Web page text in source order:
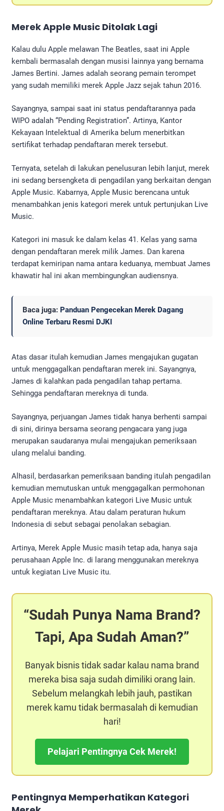
Merek Apple Music Ditolak Lagi
Kalau dulu Apple melawan The Beatles, saat ini Apple
kembali bermasalah dengan musisi lainnya yang bernama
James Bertini. James adalah seorang pemain terompet
yang sudah memiliki merek Apple Jazz sejak tahun 2016.
Sayangnya, sampai saat ini status pendaftarannya pada
WIPO adalah “Pending Registration”. Artinya, Kantor
Kekayaan Intelektual di Amerika belum menerbitkan
sertifikat terhadap pendaftaran merek tersebut.
Ternyata, setelah di lakukan penelusuran lebih lanjut, merek
ini sedang bersengketa di pengadilan yang berkaitan dengan
Apple Music. Kabarnya, Apple Music berencana untuk
menambahkan jenis kategori merek untuk pertunjukan Live
Music.
Kategori ini masuk ke dalam kelas 41. Kelas yang sama
dengan pendaftaran merek milik James. Dan karena
terdapat kemiripan nama antara keduanya, membuat James
khawatir hal ini akan membingungkan audiensnya.
Baca juga: Panduan Pengecekan Merek Dagang
Online Terbaru Resmi DJKI
Atas dasar itulah kemudian James mengajukan gugatan
untuk menggagalkan pendaftaran merek ini. Sayangnya,
James di kalahkan pada pengadilan tahap pertama.
Sehingga pendaftaran mereknya di tunda.
Sayangnya, perjuangan James tidak hanya berhenti sampai
di sini, dirinya bersama seorang pengacara yang juga
merupakan saudaranya mulai mengajukan pemeriksaan
ulang melalui banding.
Alhasil, berdasarkan pemeriksaan banding itulah pengadilan
kemudian memutuskan untuk menggagalkan permohonan
Apple Music menambahkan kategori Live Music untuk
pendaftaran mereknya. Atau dalam peraturan hukum
Indonesia di sebut sebagai penolakan sebagian.
Artinya, Merek Apple Music masih tetap ada, hanya saja
perusahaan Apple Inc. di larang menggunakan mereknya
untuk kegiatan Live Music itu.
Sudah Punya Nama Brand?
Tapi, Apa Sudah Aman?
Banyak bisnis tidak sadar kalau nama brand
mereka bisa saja sudah dimiliki orang lain.
Sebelum melangkah lebih jauh, pastikan
merek kamu tidak bermasalah di kemudian
hari!
Pelajari Pentingnya Cek Merek!
Pentingnya Memperhatikan Kategori